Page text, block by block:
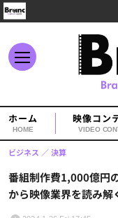
ホーム
HOME
映像コン
VIDEO
番組制作費1,000億円
から映像業界を読み
ビジネス 決算